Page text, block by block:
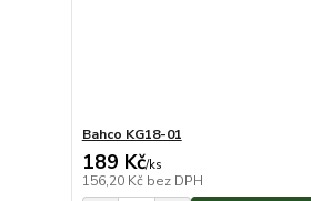
Bahco KG18-01
189 Kč/ks
156,20 Kč bez DPH